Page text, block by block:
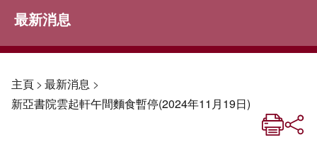
最新消息
主頁> 最新消息 >
新亞書院雲起軒午間麵食暫停(2024年11月19日)